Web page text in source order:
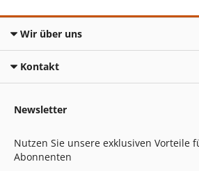
Wir über uns
Kontakt
Newsletter
Nutzen Sie unsere exklusiven Vorteile
Abonnenten